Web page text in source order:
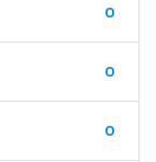
0
0
0